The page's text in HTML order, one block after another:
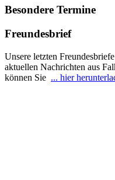
Besondere Termine
Freundesbrief
Unsere letzten
aktuellen Nachrichten aus
können Sie ... hier